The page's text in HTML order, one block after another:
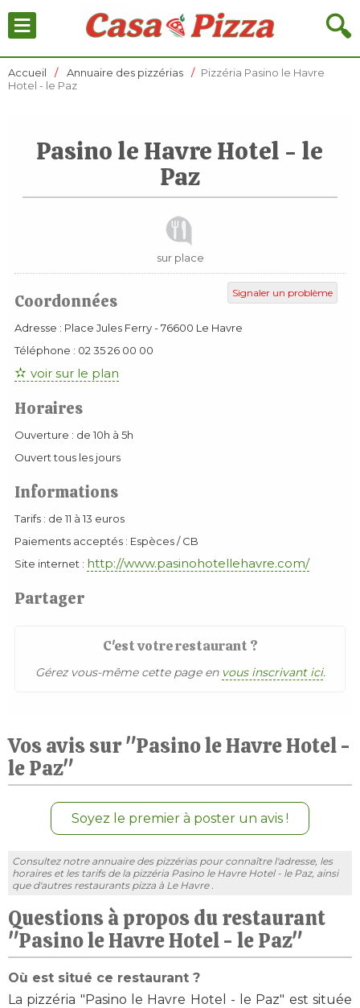
🔍
≡
Accueil Annuaire des pizzérias
Pizzéria Pasino le Havre
Hotel - le Paz
Pasino le Havre Hotel - le
Paz
sur place
Signaler un problème
Coordonnées
Adresse : Place Jules Ferry-76600 Le Havre
Téléphone : 02 35 26 00 00
voir sur le plan
Horaires
Ouverture : de 10h à 5h
Ouvert tous les jours
Informations
Tarifs : de 11 à 13 euros
Paiements acceptés : Espèces / CB
Site internet : http://www.pasinohotellehavre.com/
Partager
C'est votre restaurant ?
Gérez vous-même cette page en vous inscrivant ici.
Vos avis sur "Pasino le Havre Hotel -
le Paz"
Soyez le premier à poster un avis !
Consultez notre annuaire des pizzérias pour connaître l'adresse, les
horaires et les tarifs de la pizzéria Pasino le Havre Hotel - le Paz, ainsi
que d'autres restaurants pizza à Le Havre .
Questions à propos du restaurant
"Pasino le Havre Hotel - le Paz"
Où est situé ce restaurant ?
La pizzéria "Pasino le Havre Hotel - le Paz" est située